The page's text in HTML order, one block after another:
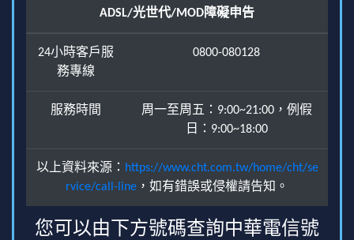
ADSL/光世代/MOD障礙申告
24小時客戶服
務專線
0800-080128
服務時間
周一至周五：9:00~21:00，例假
日：9:00~18:00
以上資料來源： https://www.cht.com.tw/home/cht/se
rvice/call-line ，如有錯誤或侵權請告知。
您可以由下方號碼查詢中華電信號